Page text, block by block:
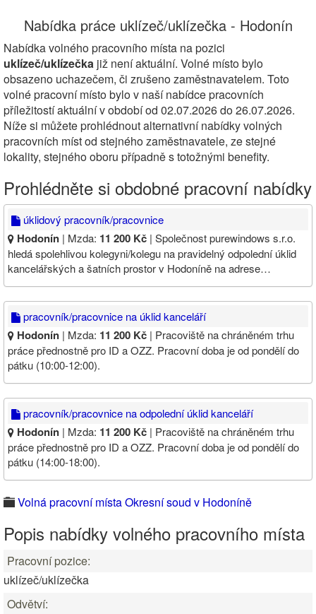
Nabídka práce uklízeč/uklízečka - Hodonín
Nabídka volného pracovního místa na pozici
uklízeč/uklízečka již není aktuální. Volné místo bylo
obsazeno uchazečem, či zrušeno zaměstnavatelem. Toto
volné pracovní místo bylo v naší nabídce pracovních
příležitostí aktuální v období od 02.07.2026 do 26.07.2026.
Níže si můžete prohlédnout alternativní nabídky volných
pracovních míst od stejného zaměstnavatele, ze stejné
lokality, stejného oboru případně s totožnými benefity.
Prohlédněte si obdobné pracovní nabídky
úklidový pracovník/pracovnice
Hodonín | Mzda: 11 200 Kč | Společnost purewindows s.r.o.
hledá spolehlivou kolegyni/kolegu na pravidelný odpolední úklid
kancelářských a šatních prostor v Hodoníně na adrese…
pracovník/pracovnice na úklid kanceláří
Hodonín | Mzda: 11 200 Kč | Pracoviště na chráněném trhu
práce přednostně pro ID a OZZ. Pracovní doba je od pondělí do
pátku (10:00-12:00).
pracovník/pracovnice na odpolední úklid kanceláří
Hodonín | Mzda: 11 200 Kč | Pracoviště na chráněném trhu
práce přednostně pro ID a OZZ. Pracovní doba je od pondělí do
pátku (14:00-18:00).
Volná pracovní místa Okresní soud v Hodoníně
Popis nabídky volného pracovního místa
Pracovní pozice:
uklízeč/uklízečka
Odvětví: